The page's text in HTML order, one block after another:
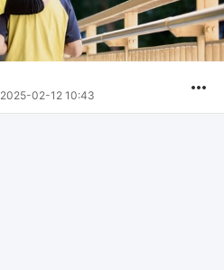
2025-02-12 10:43